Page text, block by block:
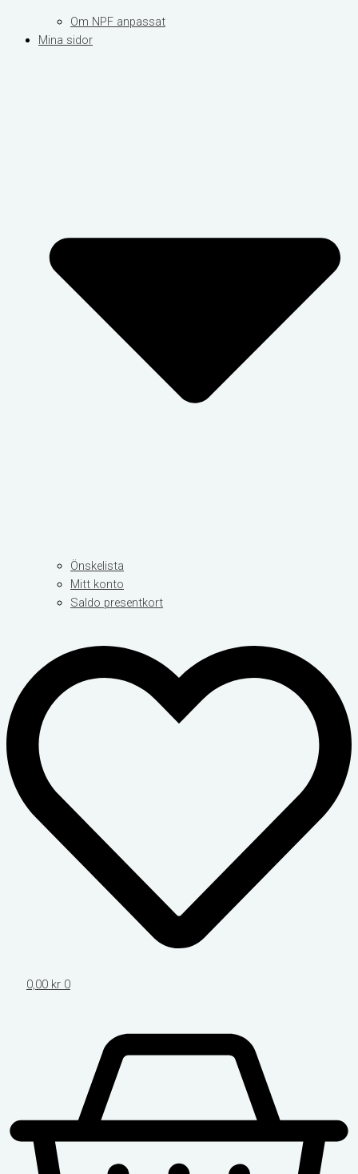
Om NPF anpassat
Mina sidor
Önskelista
Mitt konto
Saldo presentkort
0,00 kr 0